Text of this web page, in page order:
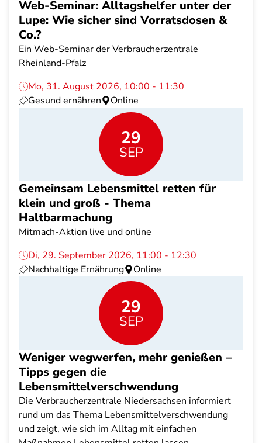
Web-Seminar: Alltagshelfer unter der
Lupe: Wie sicher sind Vorratsdosen &
Co.?
Ein Web-Seminar der Verbraucherzentrale
Rheinland-Pfalz
Mo, 31. August 2026, 10:00 - 11:30
Gesund ernähren
Online
29
SEP
Gemeinsam Lebensmittel retten für
klein und groß - Thema
Haltbarmachung
Mitmach-Aktion live und online
Di, 29. September 2026, 11:00 - 12:30
Nachhaltige Ernährung
Online
29
SEP
Weniger wegwerfen, mehr genießen –
Tipps gegen die
Lebensmittelverschwendung
Die Verbraucherzentrale Niedersachsen informiert
rund um das Thema Lebensmittelverschwendung
und zeigt, wie sich im Alltag mit einfachen